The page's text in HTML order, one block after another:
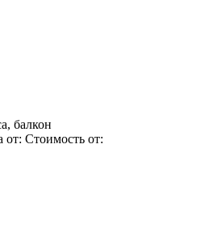
балкон
от: Стоимость от: